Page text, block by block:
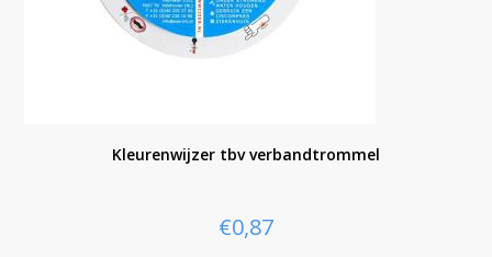
Kleurenwijzer tbv verbandtrommel
€0,87